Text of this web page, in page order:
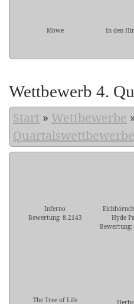
Möwe In den
Wettbewerb 4.
Start » Wettbewerbe
Quartalswettbewerbe
Inferno
Bewertung: 8.2143
Hyde
Bewertung:
The Tree of Life